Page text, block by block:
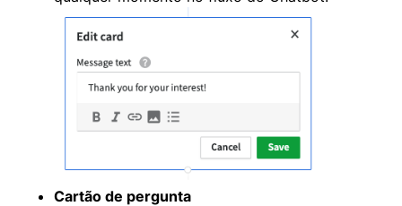
Cartão de pergunta